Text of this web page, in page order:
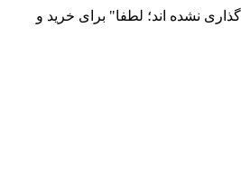
نوسانات قیمت ارز محصولات سایت قیمت گذاری نشده اند؛ لطفا" برای خرید و